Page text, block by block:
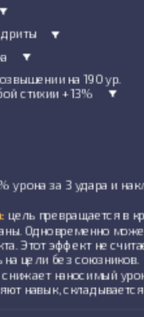
на 190 ур.
стихии +13%
урона за 3 удара и
цель превращается в
Одновременно
Этот эффект не
цели без союзников.
наносимый
навык,